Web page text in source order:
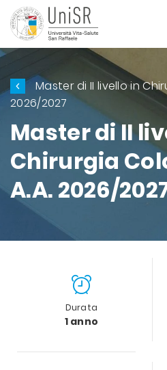
Master di II livello in
2026/2027
Master di II
Chirurgia
A.A. 2026/
Durata
1 anno